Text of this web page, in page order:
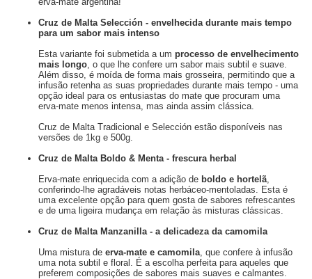
Cruz de Malta Selección - envelhecida durante mais tempo
para um sabor mais intenso
Esta variante foi submetida a um processo de envelhecimento
mais longo , o que lhe confere um sabor mais subtil e suave.
Além disso, é moída de forma mais grosseira, permitindo que a
infusão retenha as suas propriedades durante mais tempo - uma
opção ideal para os entusiastas do mate que procuram uma
erva-mate menos intensa, mas ainda assim clássica.
Cruz de Malta Tradicional e Selección estão disponíveis nas
versões de 1kg e 500g.
Cruz de Malta Boldo & Menta - frescura herbal
Erva-mate enriquecida com a adição de boldo e hortelã
conferindo-lhe agradáveis notas herbáceo-mentoladas. Esta é
uma excelente opção para quem gosta de sabores refrescantes
e de uma ligeira mudança em relação às misturas clássicas.
Cruz de Malta Manzanilla - a delicadeza da camomila
Uma mistura de erva-mate e camomila , que confere à infusão
uma nota subtil e floral. É a escolha perfeita para aqueles que
preferem composições de sabores mais suaves e calmantes.